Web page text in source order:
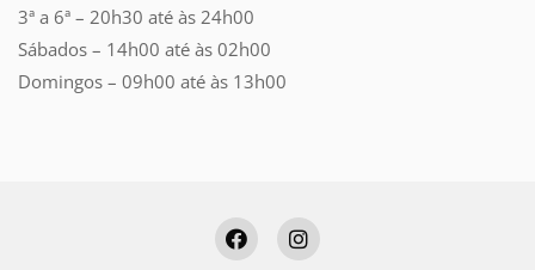
3ª a 6ª – 20h30 até às 24h00
Sábados – 14h00 até às 02h00
Domingos – 09h00 até às 13h00